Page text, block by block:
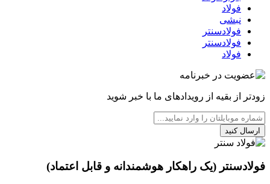
فولاد
نبشی
فولادسنتر
فولادسنتر
فولاد
زودتر از بقیه از رویدادهای ما با خبر شوید
ارسال کنید
فولادسنتر (یک راهکار هوشمندانه و قابل اعتماد)